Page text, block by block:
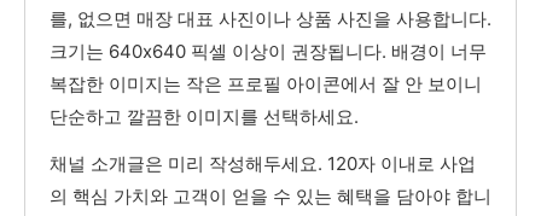
를, 없으면 매장 대표 사진이나 상품 사진을 사용합니다.
크기는 640x640 픽셀 이상이 권장됩니다. 배경이 너무
복잡한 이미지는 작은 프로필 아이콘에서 잘 안 보이니
단순하고 깔끔한 이미지를 선택하세요.
채널 소개글은 미리 작성해두세요. 120자 이내로 사업
의 핵심 가치와 고객이 얻을 수 있는 혜택을 담아야 합니